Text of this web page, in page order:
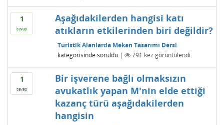
1
cevap
Aşağıdakilerden hangisi katı
atıkların etkilerinden biri değildir?
Turistik Alanlarda Mekan Tasarımı Dersi
kategorisinde soruldu | 791 kez görüntülendi
1
cevap
Bir işverene bağlı olmaksızın
avukatlık yapan M'nin elde ettiği
kazanç türü aşağıdakilerden
hangisin